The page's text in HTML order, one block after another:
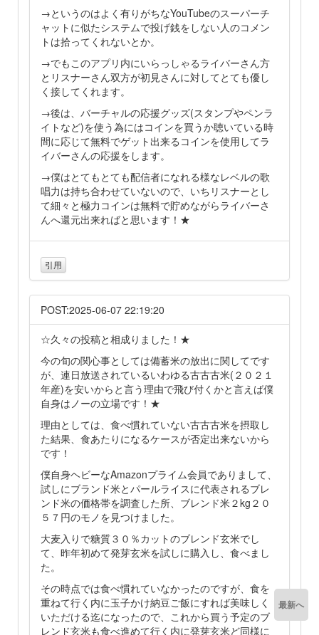
→というのはよく有りがちなYouTubeのスーパーチ
ャットに似たシステムで投げ銭をしない人のコメン
トは拾ってくれないとか。
→でもこのアプリ内にいらっしゃるライバーさん方
とリスナーさん双方が初見さんに対してとても優し
く接してくれます。
→後は、バーチャルの応援グッズ(スタンプやペンラ
イトなど)を使う為にはコインを買うか聴いている時
間に応じて無料でゲット出来るコインを使用してラ
イバーさんの応援をします。
→僕はとてもとても配信者になれる様なレベルの歌
唱力は持ち合わせていないので、いちリスナーとし
て細々と極力コインは無料で貯めながらライバーさ
んへ還元出来ればと思います！★
引用
POST:2025-06-07 22:19:20
☆久々の投稿と相成りました！★
今の旬の関心事としては備蓄米の放出に関してです
が、連日放送されているいわゆる古古古米(２０２１
年産)を安いからと言う理由で飛び付くかと言えば僕
自身はノーの立場です！★
理由としては、食べ慣れていない古古古米を摂取し
た結果、食あたりになるケースが否定出来ないから
です！
僕自身ヘビーなAmazonプライム会員でありまして、
試しにブランド米とパールライスに代表されるブレ
ンド米の価格帯を調査した所、ブレンド米２kg２０
５７円のモノを見つけました。
大麦入りで糖質３０％カットのブレンド玄米でし
て、昨年初めて発芽玄米を試しに購入し、食べまし
た。
その時点では食べ慣れていなかったのですが、食を
重ねて行く内に玉子かけ納豆ご飯にすれば美味しく
いただける迄になったので、これから買う予定のブ
レンド玄米も食べ進めて行く内に発芽玄米ど同様に
最新へ